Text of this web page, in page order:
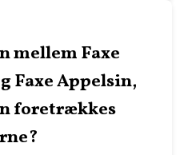
mellem Faxe
Faxe Appelsin,
foretrækkes